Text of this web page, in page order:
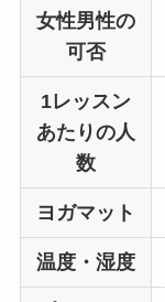
女性男性の
可否
1レッスン
あたりの人
数
ヨガマット
温度・湿度